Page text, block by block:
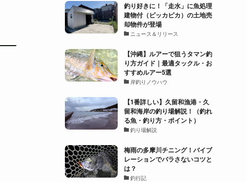
釣り好きに！「走水」に魚処理
建物付（ピッカピカ）の土地売
却物件が登場
ニュース＆リリース
【沖縄】ルアーで狙うタマン釣
り方ガイド｜最適タックル・お
すすめルアー5選
岸釣りノウハウ
【1番詳しい】久留和漁港・久
留和海岸の釣り場解説！（釣れ
る魚・釣り方・ポイント）
釣り場解説
梅雨の多摩川チニング！バイブ
レーションでバラさないコツと
は？
釣行記